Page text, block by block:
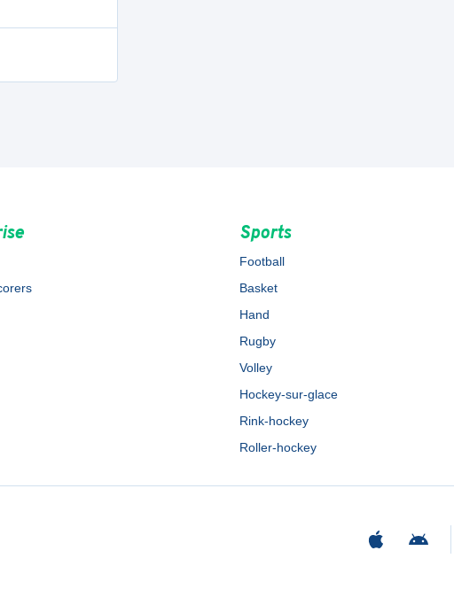
Sports
Football
Basket
Hand
Rugby
Volley
Hockey-sur-glace
Rink-hockey
Roller-hockey